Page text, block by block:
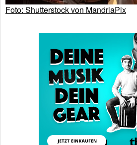
Foto: Shutterstock von MandriaPix